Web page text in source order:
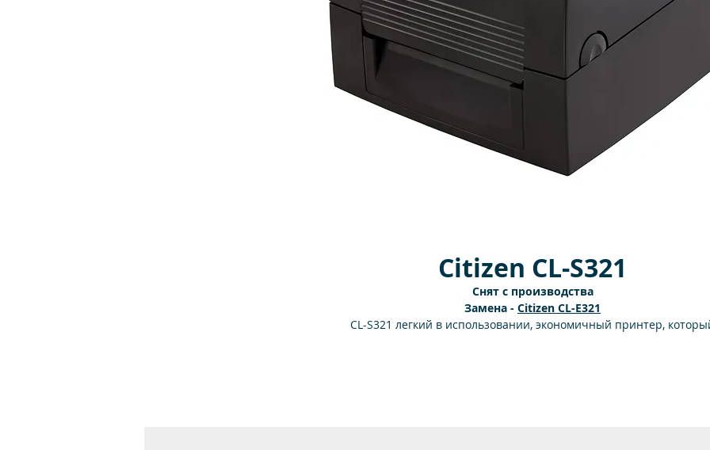
Citizen CL-S321
Снят с производства
Замена - Citizen CL-E321
CL-S321 легкий в использовании, экономичный принтер,